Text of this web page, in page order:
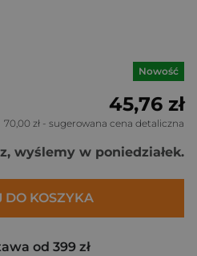
Nowość
45,76 zł
70,00 zł - sugerowana cena detaliczna
wyślemy w poniedziałek.
DO KOSZYKA
od 399 zł